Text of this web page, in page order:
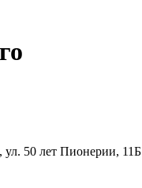
50 лет Пионерии, 11Б